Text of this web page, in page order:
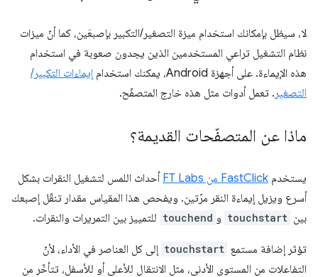
لا، سيظل بإمكانك استخدام ميزة التصغير/التكبير بإصبعَين، كما أنّ ميزات
نظام التشغيل تراعي المستخدمين الذين يجدون صعوبة في استخدام
هذه الإيماءة. على أجهزة Android، يمكنك استخدام
إيماءات التكبير/
التصغير . تعمل أدوات مثل هذه خارج المتصفّح.
ماذا عن المتصفّحات القديمة؟
يستخدم FastClick من FT Labs
أحداث اللمس لتشغيل النقرات بشكل
أسرع ويزيل إيماءة النقر مرّتين. ويفحص هذا المقياس مقدار تنقّل إصبعك
بين touchstart و touchend للتمييز بين التمريرات والنقرات.
تؤثر إضافة مستمع touchstart إلى كل العناصر في الأداء، لأنّ
التفاعلات من المستوى الأدنى، مثل الانتقال للأعلى أو للأسفل، تتأخّر من